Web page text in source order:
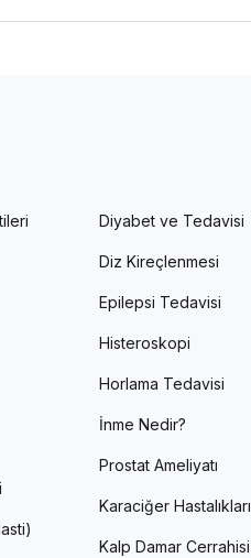
Diyabet ve Tedavisi
Diz Kireçlenmesi
Epilepsi Tedavisi
Histeroskopi
Horlama Tedavisi
İnme Nedir?
Prostat Ameliyatı
Karaciğer Hastalıkları
Kalp Damar Cerrahisi